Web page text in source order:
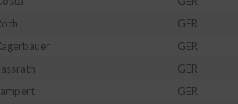
GER
GER
GER
GER